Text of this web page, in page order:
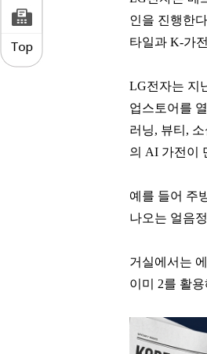
인을 진행한
타일과 K-가
LG전자는 지
업스토어를
러닝, 뷰티,
의 AI 가전이
예를 들어 주
나오는 얼음
거실에서는
이미 2를 활